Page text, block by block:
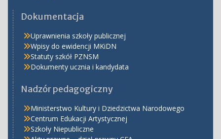
Dokumentacja
Uprawnienia szkoły publicznej
Wpisy do ewidencji MKiDN
Statuty szkół PZNSM
Dokumenty ucznia i kandydata
Nadzór pedagogiczny
Ministerstwo Kultury i Dziedzictwa Narodowego
Centrum Edukacji Artystycznej
Szkoły Niepubliczne